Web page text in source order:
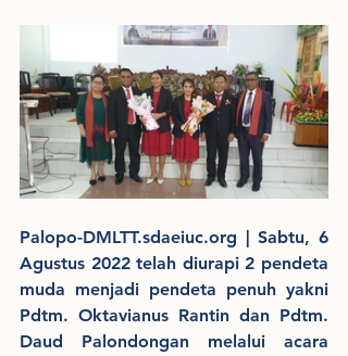
Palopo-DMLTT.sdaeiuc.org | Sabtu, 6
Agustus 2022 telah diurapi 2 pendeta
muda menjadi pendeta penuh yakni
Pdtm. Oktavianus Rantin dan Pdtm.
Daud Palondongan melalui acara